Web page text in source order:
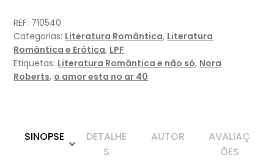
REF: 710540
Categorias: Literatura Romântica, Literatura
Romântica e Erótica, LPF
Etiquetas: Literatura Romântica e não só, Nora
Roberts, o amor esta no ar 40
SINOPSE
DETALHE
S
AUTOR
AVALIAÇ
ÕES